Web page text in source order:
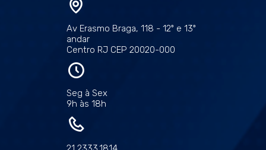
Av Erasmo Braga, 118 - 12º e 13º
andar
Centro RJ CEP 20020-000
Seg à Sex
9h às 18h